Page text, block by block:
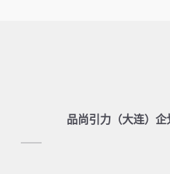
品尚引力（大连）企